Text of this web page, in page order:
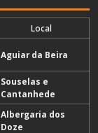
Local
Aguiar da Beira
Souselas e
Cantanhede
Albergaria dos
Doze